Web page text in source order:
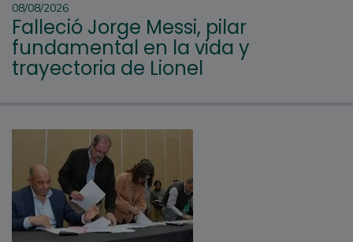
08/08/2026
Falleció Jorge Messi, pilar
fundamental en la vida y
trayectoria de Lionel